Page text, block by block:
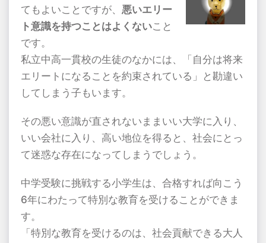
てもよいことですが、 悪いエリー
ト意識を持つことはよくないこと
です。
私立中高一貫校の生徒のなかには、「自分は将来
エリートになることを約束されている」と勘違い
してしまう子もいます。
その悪い意識が直されないままいい大学に入り、
いい会社に入り、高い地位を得ると、社会にとっ
て迷惑な存在になってしまうでしょう。
中学受験に挑戦する小学生は、合格すれば向こう
6年にわたって特別な教育を受けることができま
す。
「特別な教育を受けるのは、社会貢献できる大人